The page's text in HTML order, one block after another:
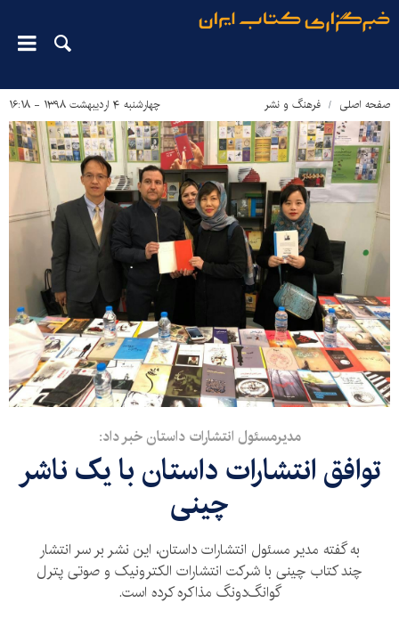
صفحه اصلی فرهنگ و نشر چهارشنبه ۴ اردیبهشت ۱۳۹۸ - ۱۶:۱۸
مدیرمسئول انتشارات داستان خبر داد:
توافق انتشارات داستان با یک ناشر
چینی
به گفته مدیر مسئول انتشارات داستان، این نشر بر سر انتشار
چند کتاب چینی با شرکت انتشارات الکترونیک و صوتی پترل
گوانگ‌دونگ مذاکره کرده است.